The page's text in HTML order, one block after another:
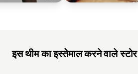
इस थीम का इस्तेमाल करने वाले स्टोर